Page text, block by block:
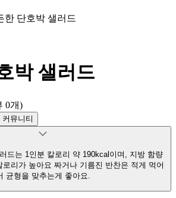
한 단호박 샐러드
박 샐러드
0개)
커뮤니티
드는 1인분 칼로리 약 190kcal이며, 지방 함량
로리가 높아요 짜거나 기름진 반찬은 적게 먹어
균형을 맞추는게 좋아요.